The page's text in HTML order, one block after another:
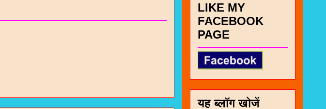
LIKE MY
FACEBOOK
PAGE
यह ब्लॉग खोजें